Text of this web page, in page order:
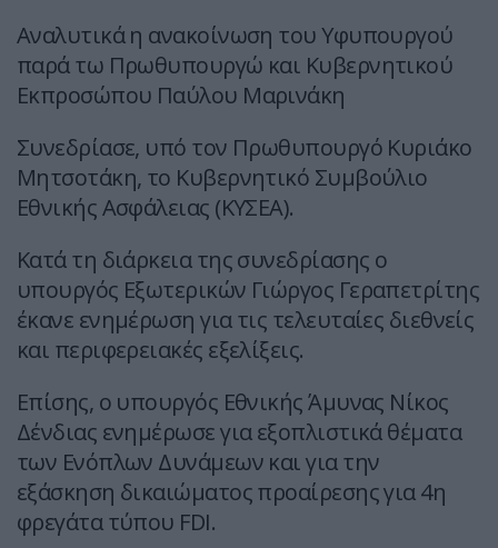
Αναλυτικά η ανακοίνωση του Υφυπουργού
παρά τω Πρωθυπουργώ και Κυβερνητικού
Εκπροσώπου Παύλου Μαρινάκη
Συνεδρίασε, υπό τον Πρωθυπουργό Κυριάκο
Μητσοτάκη, το Κυβερνητικό Συμβούλιο
Εθνικής Ασφάλειας (ΚΥΣΕΑ).
Κατά τη διάρκεια της συνεδρίασης ο
υπουργός Εξωτερικών Γιώργος Γεραπετρίτης
έκανε ενημέρωση για τις τελευταίες διεθνείς
και περιφερειακές εξελίξεις.
Επίσης, ο υπουργός Εθνικής Άμυνας Νίκος
Δένδιας ενημέρωσε για εξοπλιστικά θέματα
των Ενόπλων Δυνάμεων και για την
εξάσκηση δικαιώματος προαίρεσης για 4η
φρεγάτα τύπου FDI.